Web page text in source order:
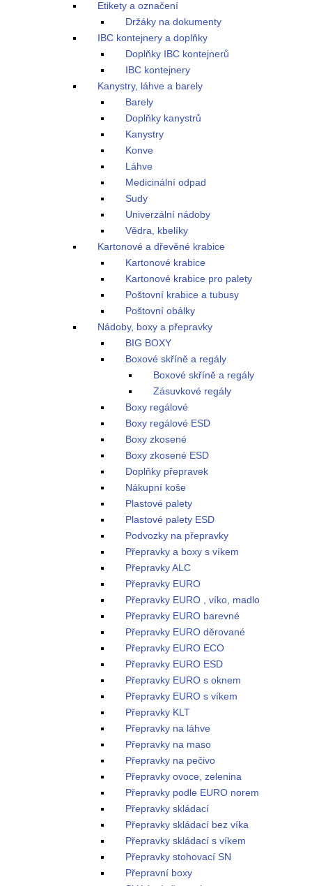
Etikety a označení
Držáky na dokumenty
IBC kontejnery a doplňky
Doplňky IBC kontejnerů
IBC kontejnery
Kanystry, láhve a barely
Barely
Doplňky kanystrů
Kanystry
Konve
Láhve
Medicinální odpad
Sudy
Univerzální nádoby
Vědra, kbelíky
Kartonové a dřevěné krabice
Kartonové krabice
Kartonové krabice pro palety
Poštovní krabice a tubusy
Poštovní obálky
Nádoby, boxy a přepravky
BIG BOXY
Boxové skříně a regály
Boxové skříně a regály
Zásuvkové regály
Boxy regálové
Boxy regálové ESD
Boxy zkosené
Boxy zkosené ESD
Doplňky přepravek
Nákupní koše
Plastové palety
Plastové palety ESD
Podvozky na přepravky
Přepravky a boxy s víkem
Přepravky ALC
Přepravky EURO
Přepravky EURO , víko, madlo
Přepravky EURO barevné
Přepravky EURO děrované
Přepravky EURO ECO
Přepravky EURO ESD
Přepravky EURO s oknem
Přepravky EURO s víkem
Přepravky KLT
Přepravky na láhve
Přepravky na maso
Přepravky na pečivo
Přepravky ovoce, zelenina
Přepravky podle EURO norem
Přepravky skládací
Přepravky skládací bez víka
Přepravky skládací s víkem
Přepravky stohovací SN
Přepravní boxy